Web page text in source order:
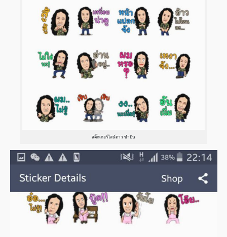
สติ๊กเกอร์ไลน์ดาว ขำมิน